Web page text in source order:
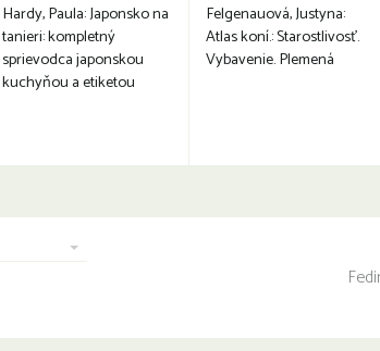
Hardy, Paula: Japonsko na
tanieri: kompletný
sprievodca japonskou
kuchyňou a etiketou
Felgenauová, Justyna:
Atlas koní.: Starostlivosť.
Vybavenie. Plemená